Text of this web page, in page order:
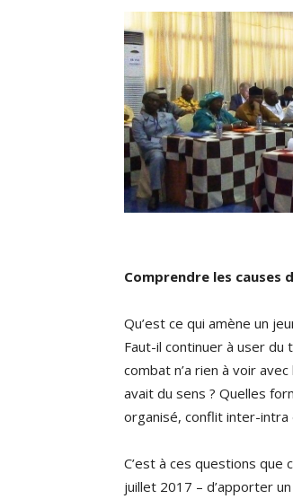
Comprendre les causes
Qu’est ce qui amène un
Faut-il continuer à user
combat n’a rien à voir
avait du sens ? Quelles
organisé, conflit inter-intra
C’est à ces questions
juillet 2017 – d’apporter